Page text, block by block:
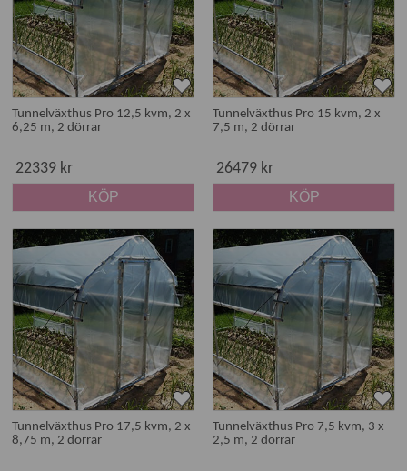
Tunnelväxthus Pro 12,5 kvm, 2 x
6,25 m, 2 dörrar
22339 kr
KÖP
Tunnelväxthus Pro 15 kvm, 2 x
7,5 m, 2 dörrar
26479 kr
KÖP
Tunnelväxthus Pro 17,5 kvm, 2 x
8,75 m, 2 dörrar
Tunnelväxthus Pro 7,5 kvm, 3 x
2,5 m, 2 dörrar